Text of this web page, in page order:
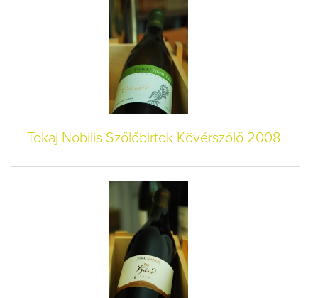
Tokaj Nobilis Szőlőbirtok Kövérszőlő 2008